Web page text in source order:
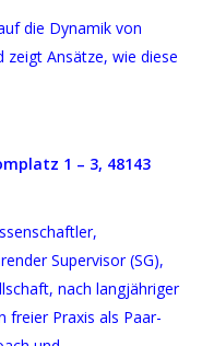
die Dynamik von
zeigt Ansätze, wie diese
1 – 3, 48143
Supervisor (SG),
nach langjähriger
freier Praxis als Paar-